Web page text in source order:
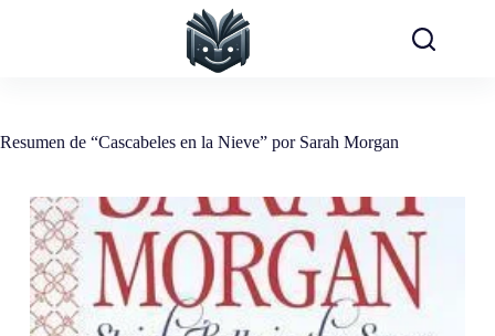
Resumen de “Cascabeles en la Nieve” por Sarah Morgan